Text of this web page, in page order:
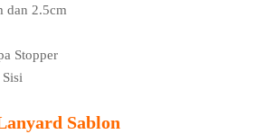
dan 2.5cm
Stopper
Sablon